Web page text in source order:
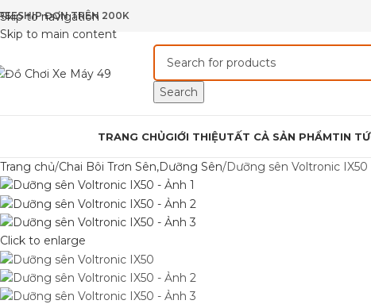
Skip to navigation
Skip to main content
ĐƠN TRÊN 200K
Search
TRANG CHỦGIỚI THIỆUTẤT CẢ SẢN PHẨMTIN
Trang chủ Chai Bôi Trơn Sên,Dưỡng Sên Dưỡng sên Voltronic IX50
Click to enlarge